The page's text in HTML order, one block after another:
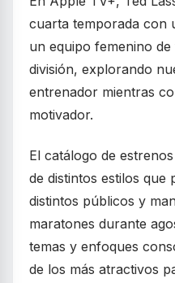
cuarta temporada con
un equipo femenino
división, explorando
entrenador mientras
motivador.
El catálogo de
de distintos estilos que
distintos públicos y
maratones durante
temas y enfoques
de los más atractivos